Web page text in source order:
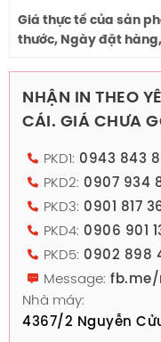
Giá thực tế của sản
thước, Ngày đặt
NHẬN IN THEO
CÁI. GIÁ CHƯA
PKD1: 0943 843
PKD2: 0907 934
PKD3: 0901 817
PKD4: 0906 901
PKD5: 0902 898
Message:
Nhà máy:
4367/2 Nguyễn